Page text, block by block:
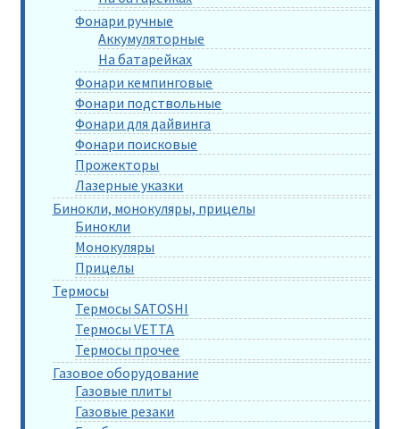
Фонари ручные
Аккумуляторные
На батарейках
Фонари кемпинговые
Фонари подствольные
Фонари для дайвинга
Фонари поисковые
Прожекторы
Лазерные указки
Бинокли, монокуляры, прицелы
Бинокли
Монокуляры
Прицелы
Термосы
Термосы SATOSHI
Термосы VETTA
Термосы прочее
Газовое оборудование
Газовые плиты
Газовые резаки